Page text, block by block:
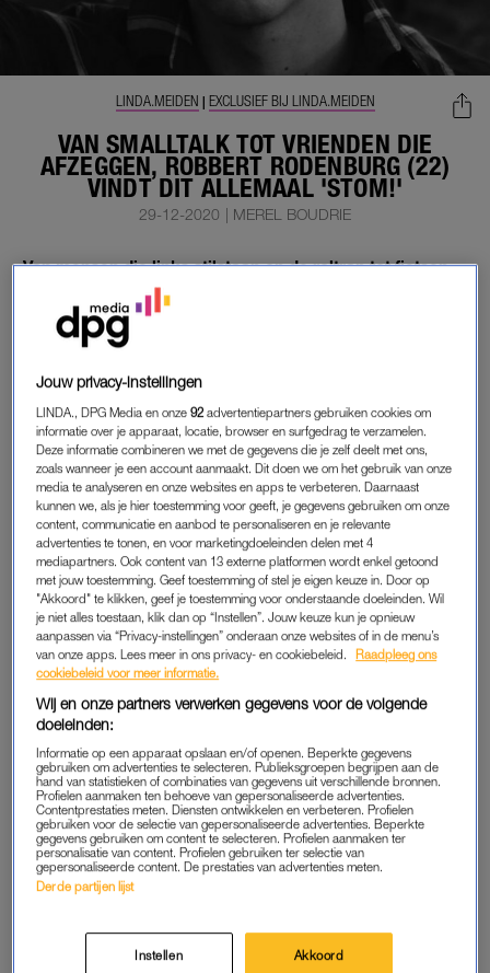
VAN SMALLTALK TOT VRIENDEN DIE
AFZEGGEN, ROBBERT RODENBURG (22)
VINDT DIT ALLEMAAL 'STOM!'
LINDA.MEIDEN | EXCLUSIEF BIJ LINDA.MEIDEN
29-12-2020 | MEREL BOUDRIE
Van mensen die links stilstaan op de roltrap tot fietsen
met tegenwind of er ’s ochtends achterkomen dat je
geen ontbijt hebt: behoorlijk wat dingen zijn ontzettend
stom.
Robbert Rodenburg (22) vertelt in het LINDA.meiden
Winterboek waar híj zich mateloos aan irriteert en lucht zijn
frustraties in de rubriek ‘Stom!’. Blijft herkenbaar.
STOM!
Mijn planten, die altijd doodgaan
STOM!
Smalltalk
STOM!
Vrienden die last minute afzeggen
STOM!
STOM!
Mensen die hun zonnebril binnen ophouden
STOM!
Als je ongevraagd het laatste hapje van mijn bord pakt
Dat McDonald’s nog steeds lekkerder is dan een salade
Jouw privacy-instellingen
LINDA., DPG Media en onze92 advertentiepartners gebruiken cookies om
informatie over je apparaat, locatie, browser en surfgedrag te verzamelen.
Deze informatie combineren we met de gegevens die je zelf deelt met ons,
zoals wanneer je een account aanmaakt. Dit doen we om het gebruik van onze
media te analyseren en onze websites en apps te verbeteren. Daarnaast
kunnen we, als je hier toestemming voor geeft, je gegevens gebruiken om onze
content, communicatie en aanbod te personaliseren en je relevante
advertenties te tonen, en voor marketingdoeleinden delen met 4
mediapartners. Ook content van 13 externe platformen wordt enkel getoond
met jouw toestemming. Geef toestemming of stel je eigen keuze in. Door op
"Akkoord" te klikken, geef je toestemming voor onderstaande doeleinden. Wil
je niet alles toestaan, klik dan op “Instellen”. Jouw keuze kun je opnieuw
aanpassen via “Privacy-instellingen” onderaan onze websites of in de menu’s
van onze apps. Lees meer in ons privacy- en cookiebeleid.
Raadpleeg ons
cookiebeleid voor meer informatie.
Wij en onze partners verwerken gegevens voor de volgende
doeleinden:
Informatie op een apparaat opslaan en/of openen. Beperkte gegevens
gebruiken om advertenties te selecteren. Publieksgroepen begrijpen aan de
hand van statistieken of combinaties van gegevens uit verschillende bronnen.
Profielen aanmaken ten behoeve van gepersonaliseerde advertenties.
Contentprestaties meten. Diensten ontwikkelen en verbeteren. Profielen
gebruiken voor de selectie van gepersonaliseerde advertenties. Beperkte
gegevens gebruiken om content te selecteren. Profielen aanmaken ter
personalisatie van content. Profielen gebruiken ter selectie van
gepersonaliseerde content. De prestaties van advertenties meten.
Derde partijen lijst
Instellen Akkoord